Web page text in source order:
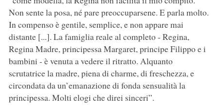
Non sente la posa, né pare preoccuparsene. E parla molto.
In compenso è gentile, semplice, e non appare mai
distante [...]. La famiglia reale al completo - Regina,
Regina Madre, principessa Margaret, principe Filippo e i
bambini - è venuta a vedere il ritratto. Alquanto
scrutatrice la madre, piena di charme, di freschezza, e
circondata da un’emanazione di fonda sensualità la
principessa. Molti elogi che direi sinceri”.